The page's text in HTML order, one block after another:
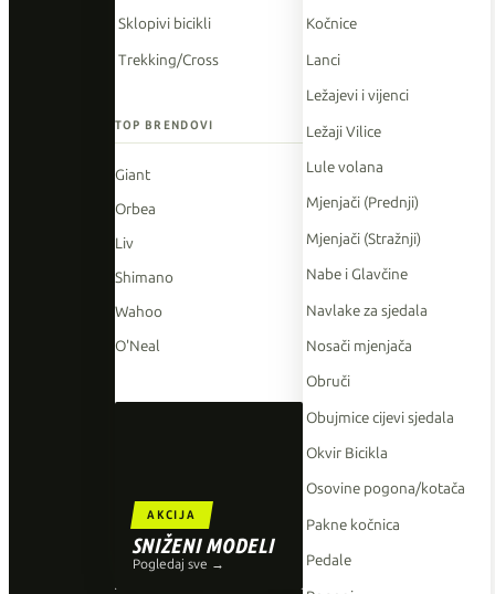
Sklopivi bicikli
Trekking/Cross
TOP BRENDOVI
Giant
Orbea
Liv
Shimano
Wahoo
O'Neal
AKCIJA
SNIŽENI MODELI
Pogledaj sve →
Kočnice
Lanci
Ležajevi i vijenci
Ležaji Vilice
Lule volana
Mjenjači (Prednji)
Mjenjači (Stražnji)
Nabe i Glavčine
Navlake za sjedala
Nosači mjenjača
Obruči
Obujmice cijevi sjedala
Okvir Bicikla
Osovine pogona/kotača
Pakne kočnica
Pedale